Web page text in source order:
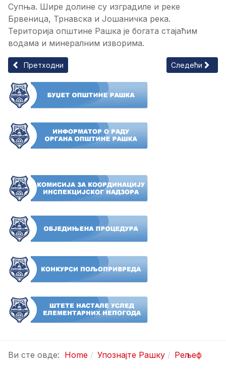
Супња. Шире долине су изградиле и реке
Брвеница, Трнавска и Јошаничка река.
Територија општине Рашка је богата стајаћим
водама и минералним изворима.
Претходни чланак: Планине
Претходни Следећи
Следећи
Ви сте овде: Home Упознајте Рашку Рељеф